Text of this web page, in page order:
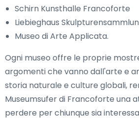
Schirn Kunsthalle Francoforte
Liebieghaus
Museo di Arte Applicata.
Ogni museo offre le proprie
argomenti che vanno dall'arte e
storia naturale e culture globali,
Museumsufer di Francoforte una
perdere per chiunque sia